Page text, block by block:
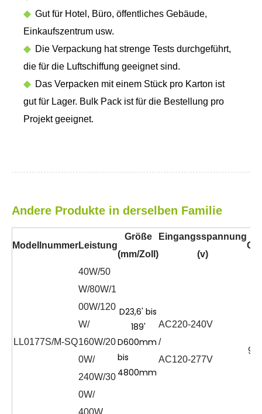
◆ Gut für Hotel, Büro, öffentliches Gebäude,
Einkaufszentrum usw.
◆ Die Verpackung hat strenge Tests durchgeführt,
die für die Luftschiffung geeignet sind.
◆ Das Verpacken mit einem Stück pro Karton ist
gut für Lager. Bulk Pack ist für die Bestellung pro
Projekt geeignet.
Andere Produkte in derselben Familie
ModellnummerLeistung
Größe
(mm/Zoll)
Eingangsspannung
(v)
Cri
LL0177S/M-SQ
40W/50
W/80W/1
00W/120
W/
160W/20
0W/
240W/30
0W/
400W
D23,6' bis
189'
D600mm
bis
4800mm
AC220-240V
/
AC120-277V
90